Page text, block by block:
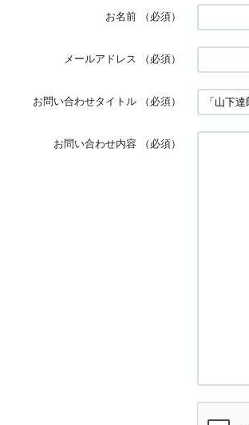
お名前 （必須）
メールアドレス （必須）
お問い合わせタイトル （必須）
お問い合わせ内容 （必須）